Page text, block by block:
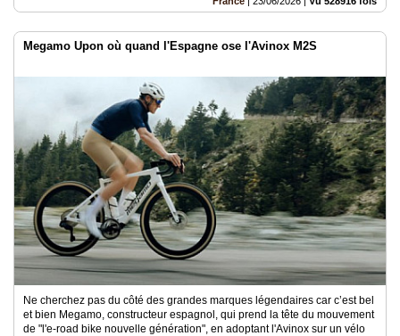
Megamo Upon où quand l'Espagne ose l'Avinox M2S
Ne cherchez pas du côté des grandes marques légendaires car c’est bel
et bien Megamo, constructeur espagnol, qui prend la tête du mouvement
de "l'e-road bike nouvelle génération", en adoptant l'Avinox sur un vélo